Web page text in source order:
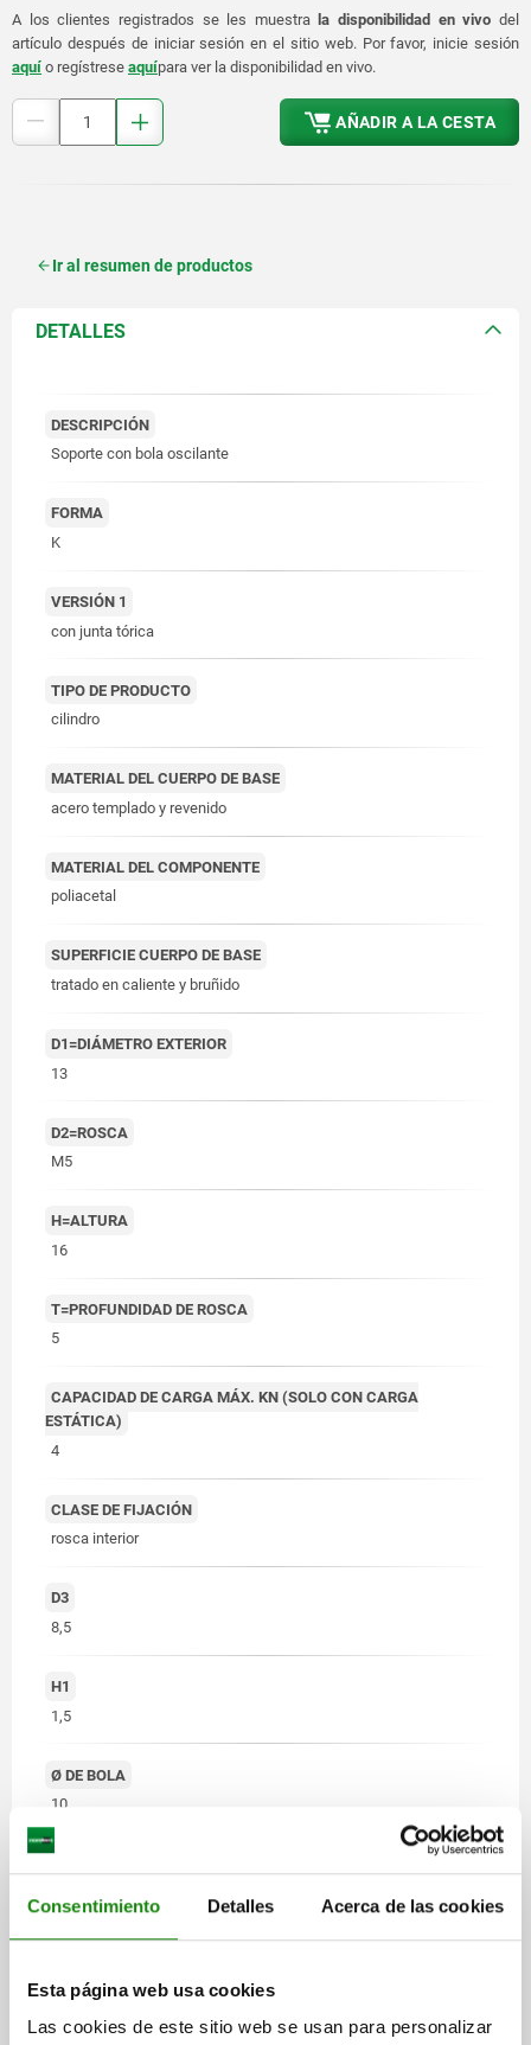
Consentimiento Detalles Acerca de las cookies
Esta página web usa cookies
Las cookies de este sitio web se usan para personalizar
A los clientes registrados se les muestrala disponibilidad en vivo del
artículo después de iniciar sesión en el sitio web. Por favor, inicie sesión
aquí o regístrese aquípara ver la disponibilidad en vivo.
AÑADIR A LA CESTA
Ir al resumen de productos
DETALLES
DESCRIPCIÓN
Soporte con bola oscilante
FORMA
K
VERSIÓN 1
con junta tórica
TIPO DE PRODUCTO
cilindro
MATERIAL DEL CUERPO DE BASE
acero templado y revenido
MATERIAL DEL COMPONENTE
poliacetal
SUPERFICIE CUERPO DE BASE
tratado en caliente y bruñido
D1=DIÁMETRO EXTERIOR
13
D2=ROSCA
M5
H=ALTURA
16
T=PROFUNDIDAD DE ROSCA
5
CAPACIDAD DE CARGA MÁX. KN (SOLO CON CARGA
ESTÁTICA)
4
CLASE DE FIJACIÓN
rosca interior
D3
8,5
H1
1,5
Ø DE BOLA
10